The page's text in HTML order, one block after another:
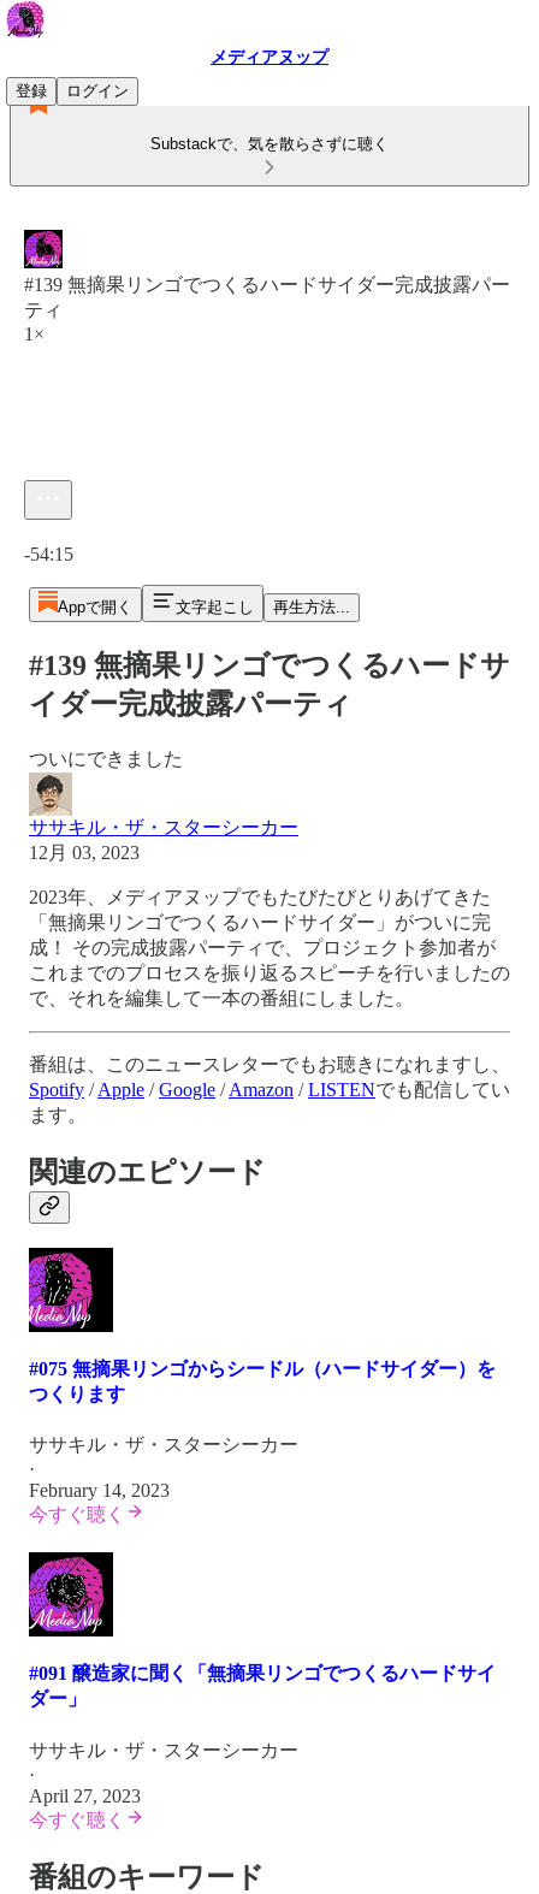
メディアヌップ
登録
ログイン
Substackで、気を散らさずに聴く
#139 無摘果リンゴでつくるハードサイダー完成披露パー
ティ
1×
-54:15
Appで開く 文字起こし 再生方法...
#139 無摘果リンゴでつくるハードサ
イダー完成披露パーティ
ついにできました
ササキル・ザ・スターシーカー
12月 03, 2023
2023年、メディアヌップでもたびたびとりあげてきた
「無摘果リンゴでつくるハードサイダー」がついに完
成！ その完成披露パーティで、プロジェクト参加者が
これまでのプロセスを振り返るスピーチを行いましたの
で、それを編集して一本の番組にしました。
番組は、このニュースレターでもお聴きになれますし、
Spotify /Apple /Google /Amazon /LISTENでも配信してい
ます。
関連のエピソード
#075 無摘果リンゴからシードル（ハードサイダー）を
つくります
ササキル・ザ・スターシーカー
·
February 14, 2023
今すぐ聴く
#091 醸造家に聞く「無摘果リンゴでつくるハードサイ
ダー」
ササキル・ザ・スターシーカー
·
April 27, 2023
今すぐ聴く
番組のキーワード